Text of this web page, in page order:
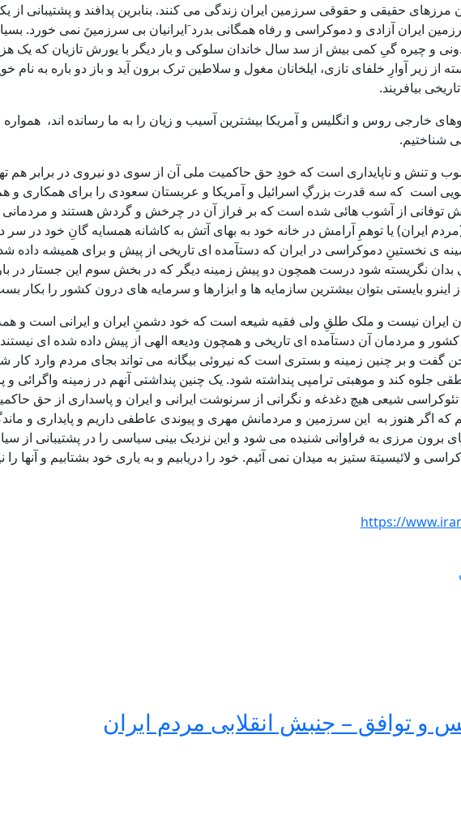
مرزهای حقیقی و حقوقی سرزمین ایران زندگی می کنند. بنابرین پدافند و پشتیبانی
ایران آزادی و دموکراسی و رفاه همگانی بدرد َایرانیان بی سرزمینَ نمی خورد.
و چیره گیِ کمی بیش از سد سال خاندان سلوکی و بار دیگر با یورش تازیان که یک
زیر آوارِ خلفای تازی، ایلخانان مغول و سلاطین ترک برون آید و باز دو باره به
بیافریند.
خارجی روس و انگلیس و آمریکا بیشترین آسیب و زیان را به ما رسانده اند،
شناختیم.
آشوب و تنش و ناپایداری است که خودِ حق حاکمیت ملی آن از سوی دو نیروی در برابر
نویی است که سه قدرت بزرگِ اسرائیل و آمریکا و عربستان سعودی را برای همکاری و
از آشوب هائی شده است که بر فراز آن در چرخش و گردش هستند و مردمانی که
ایران) یا توهمِ آرامش در خانه خود به بهای آتش به کاشانه همسایه گانِ خود در
نخستینِ دموکراسی در ایران که دستآمده ای تاریخی از پیش و برای همیشه داده شده
نگریسته شود درست همچون دو پیش زمینه دیگر که در بخش سوم این جستار در
بایستی بتوان بیشترین سازمایه ها و ابزارها و سرمایه های درون کشور را بکار بست
نیست و ملک طلقِ ولی فقیه شیعه است که خود دشمنِ ایران و ایرانی است و
و مردمان آن دستآمده ای تاریخی و همچون ودیعه الهی از پیش داده شده ای
گفت و بر چنین زمینه و بستری است که نیروئی بیگانه می تواند بجای مردم وارد کار
جلوه کند و موهبتی ترامپی پنداشته شود. یک چنین پنداشتی آنهم در زمینه واگرائی و
شیعی هیچ دغدغه و نگرانی از سرنوشت ایرانی و ایران و پاسداری از حق
که اگر هنوز به این سرزمین و مردمانش مهری و پیوندی عاطفی داریم و پایداری و
برون مرزی به فراوانی شنیده می شود و این نزدیک بینی سیاسی را در پشتیبانی از
و لائیسیتهَ ستیز به میدان نمی آئیم. خود را دریابیم و به یاری خود بشتابیم و آنها
https://
و توافق – جنبش انقلابی مردم ایران